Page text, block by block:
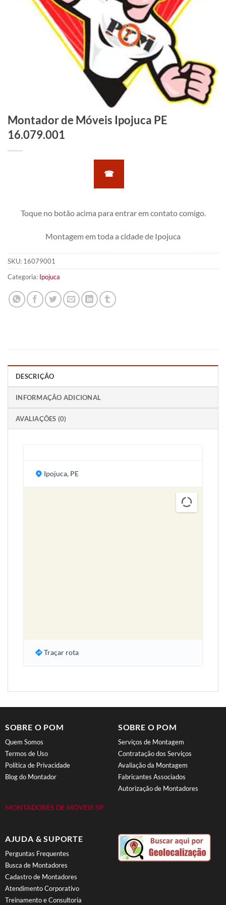
Montador de Móveis Ipojuca PE
16.079.001
☎
Toque no botão acima para entrar em contato comigo.
Montagem em toda a cidade de Ipojuca
SKU: 16079001
Categoria: Ipojuca
DESCRIÇÃO
INFORMAÇÃO ADICIONAL
AVALIAÇÕES (0)
Ipojuca, PE
Traçar rota
SOBRE O POM
Quem Somos
Termos de Uso
Política de Privacidade
Blog do Montador
MONTADORES DE MÓVEIS SP
SOBRE O POM
Serviços de Montagem
Contratação dos Serviços
Avaliação da Montagem
Fabricantes Associados
Autorização de Montadores
AJUDA & SUPORTE
Perguntas Frequentes
Busca de Montadores
Cadastro de Montadores
Atendimento Corporativo
Treinamento e Consultoria